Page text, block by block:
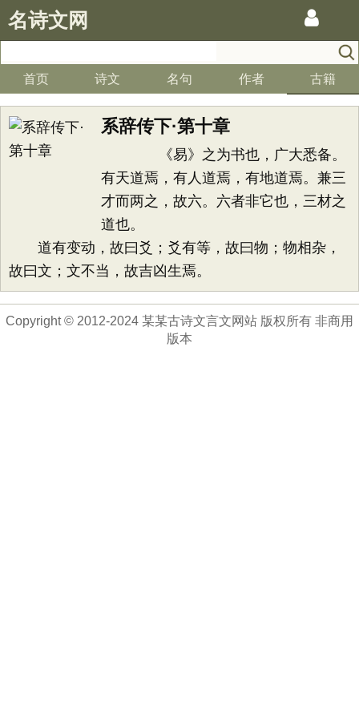
名诗文网
首页 诗文 名句 作者 古籍
系辞传下·第十章
《易》之为书也，广大悉备。
有天道焉，有人道焉，有地道焉。兼三
才而两之，故六。六者非它也，三材之
道也。
道有变动，故曰爻；爻有等，故曰物；物相杂，
故曰文；文不当，故吉凶生焉。
Copyright © 2012-2024 某某古诗文言文网站 版权所有 非商用
版本